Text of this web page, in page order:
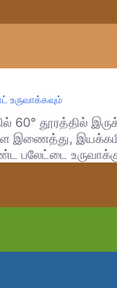
உருவாக்கவும்
60° தூரத்தில்
இணைத்து,
பலேட்டை